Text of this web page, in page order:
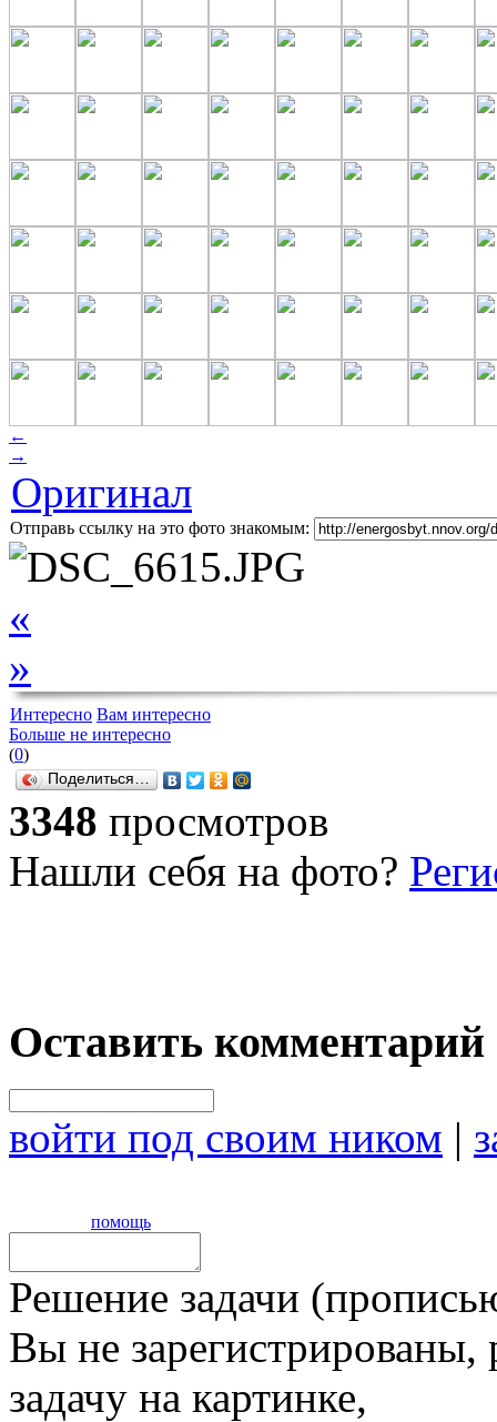
←
→
Оригинал
Отправь ссылку на это фото знакомым:
«
»
Интересно Вам интересно
Больше не интересно
(0)
Поделиться…
3348 просмотров
Нашли себя на фото?
Оставить комментарий
войти под своим ником |
помощь
Решение задачи
Вы не
задачу на картинке,